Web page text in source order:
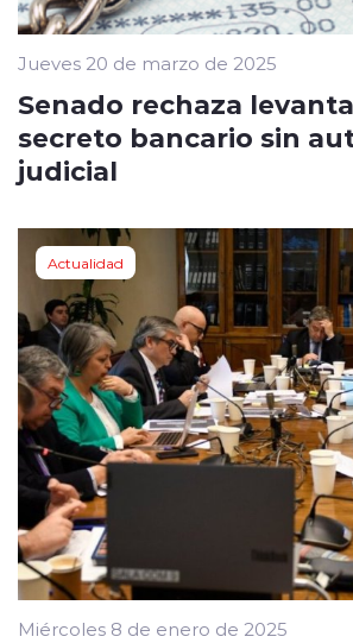
Jueves 20 de marzo de 2025
Senado rechaza
secreto bancario sin
judicial
Actualidad
Miércoles 8 de enero de 2025